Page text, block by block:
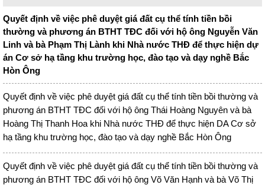
Quyết định về việc phê duyệt giá đất cụ thể tính tiền bồi
thường và phương án BTHT TĐC đối với hộ ông Nguyễn Văn
Linh và bà Phạm Thị Lành khi Nhà nước THĐ để thực hiện dự
án Cơ sở hạ tầng khu trường học, đào tạo và dạy nghề Bắc
Hòn Ông
Quyết định về việc phê duyệt giá đất cụ thể tính tiền bồi thường và
phương án BTHT TĐC đối với hộ ông Thái Hoàng Nguyên và bà
Hoàng Thị Thanh Hoa khi Nhà nước THĐ để thực hiện DA Cơ sở
hạ tầng khu trường học, đào tạo và dạy nghề Bắc Hòn Ông
Quyết định về việc phê duyệt giá đất cụ thể tính tiền bồi thường và
phương án BTHT TĐC đối với hộ ông Võ Văn Hạnh và bà Võ Thị